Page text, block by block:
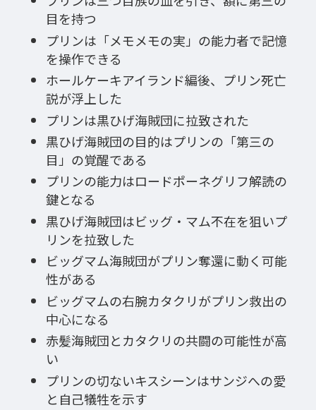
目を持つ
プリンは「メモメモの実」の能力者で記憶
を操作できる
ホールケーキアイランド編後、プリン死亡
説が浮上した
プリンは黒ひげ海賊団に拉致された
黒ひげ海賊団の目的はプリンの「第三の
目」の覚醒である
プリンの能力はロードポーネグリフ解読の
鍵となる
黒ひげ海賊団はビッグ・マム不在を狙いプ
リンを拉致した
ビッグマム海賊団がプリン奪還に動く可能
性がある
ビッグマムの右腕カタクリがプリン救出の
中心になる
赤髪海賊団とカタクリの共闘の可能性が高
い
プリンの切ないキスシーンはサンジへの愛
と自己犠牲を示す